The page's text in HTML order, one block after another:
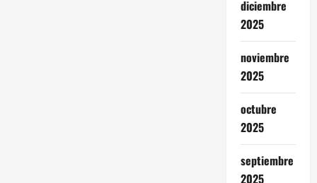
diciembre
2025
noviembre
2025
octubre
2025
septiembre
2025